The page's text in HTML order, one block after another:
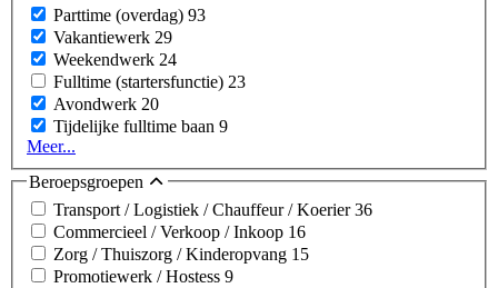
Parttime (overdag) 93
Vakantiewerk 29
Weekendwerk 24
Fulltime (startersfunctie) 23
Avondwerk 20
Tijdelijke fulltime baan 9
Meer...
Beroepsgroepen
Transport / Logistiek / Chauffeur / Koerier36
Commercieel / Verkoop / Inkoop 16
Zorg / Thuiszorg / Kinderopvang 15
Promotiewerk / Hostess 9